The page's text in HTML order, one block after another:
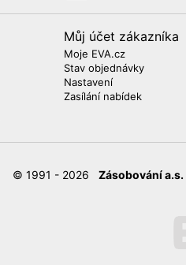
Můj účet zákazníka
Moje EVA.cz
Stav objednávky
Nastavení
Zasílání nabídek
© 1991 - 2026 Zásobování a.s.